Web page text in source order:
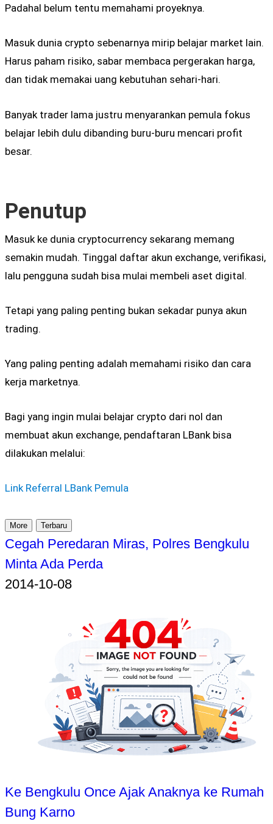
Padahal belum tentu memahami proyeknya.
Masuk dunia crypto sebenarnya mirip belajar market lain.
Harus paham risiko, sabar membaca pergerakan harga,
dan tidak memakai uang kebutuhan sehari-hari.
Banyak trader lama justru menyarankan pemula fokus
belajar lebih dulu dibanding buru-buru mencari profit
besar.
Penutup
Masuk ke dunia cryptocurrency sekarang memang
semakin mudah. Tinggal daftar akun exchange, verifikasi,
lalu pengguna sudah bisa mulai membeli aset digital.
Tetapi yang paling penting bukan sekadar punya akun
trading.
Yang paling penting adalah memahami risiko dan cara
kerja marketnya.
Bagi yang ingin mulai belajar crypto dari nol dan
membuat akun exchange, pendaftaran LBankbisa
dilakukan melalui:
Link Referral LBank Pemula
More Terbaru
Cegah Peredaran Miras, Polres Bengkulu
Minta Ada Perda
2014-10-08
Ke Bengkulu Once Ajak Anaknya ke Rumah
Bung Karno